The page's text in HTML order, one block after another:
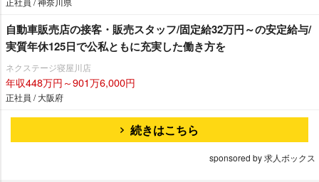
自動車販売店の接客・販売スタッフ/固定給32万円～の安定給与/
実質年休125日で公私ともに充実した働き方を
ネクステージ寝屋川店
年収448万円～901万6,000円
正社員 / 大阪府
続きはこちら
sponsored by 求人ボックス